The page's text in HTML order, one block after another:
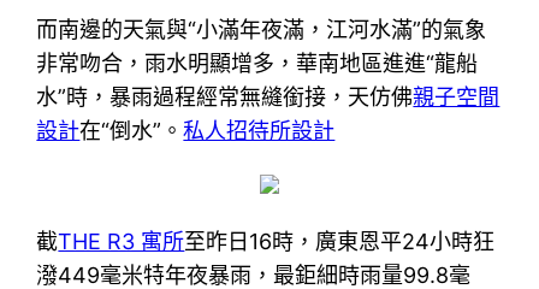
而南邊的天氣與“小滿年夜滿，江河水滿”的氣象
非常吻合，雨水明顯增多，華南地區進進“龍船
水”時，暴雨過程經常無縫銜接，天仿佛親子空間
設計在“倒水”。私人招待所設計
截THE R3 寓所至昨日16時，廣東恩平24小時狂
潑449毫米特年夜暴雨，最鉅細時雨量99.8毫